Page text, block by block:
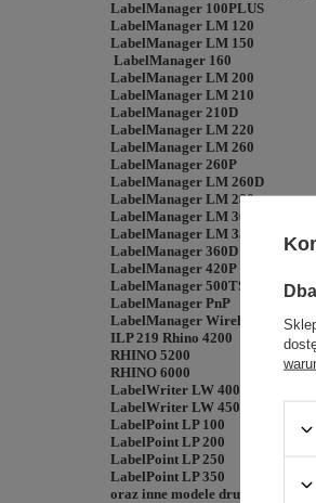
LabelManager 100PLUS
LabelManager LM 120
LabelManager LM 150
LabelManager 160
LabelManager LM 200
LabelManager LM 210
LabelManager 210D
LabelManager LM 220
LabelManager LM 260
LabelManager 260P
LabelManager LM 260D
LabelManager LM 280
LabelManager LM 300
LabelManager LM 350
LabelManager 360D
LabelManager 420P
LabelManager 500TS
LabelManager PnP
LabelManager Wireless PnP
ILP 219 Rhino 4200
RHINO 5200
RHINO 6000
LabelWriter LW 400 Duo
LabelWriter LW 450 Duo
LabelPoint LP 100
LabelPoint LP 200
LabelPoint LP 250
LabelPoint LP 350
oraz inne modele drukarek